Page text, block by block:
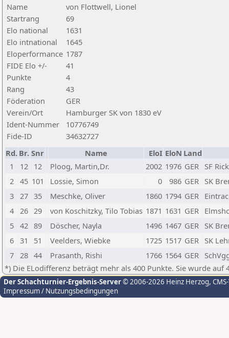
Name
von Flottwell, Lionel
Startrang
69
Elo national
1631
Elo intnational
1645
Eloperformance 1787
FIDE Elo +/-
41
Punkte
4
Rang
43
Föderation
GER
Verein/Ort
Hamburger SK von 1830 eV
Ident-Nummer
10776749
Fide-ID
34632727
Rd. Br. Snr Name EloI EloN Land
1
12 12 Ploog, Martin,Dr. 2002 1976 GER SF
2
45 101 Lossie, Simon 0 986 GER SK
3
27 35 Meschke, Oliver 1860 1794 GER
4
26 29 von Koschitzky, Tilo Tobias 1871 1631 GER
5
42 89 Döscher, Nayla 1496 1467 GER SK
6
31 51 Veelders, Wiebke 1725 1517 GER SK
7
28 44 Prasanth, Rishi 1766 1564 GER
*) Die ELodifferenz beträgt mehr als 400 Punkte. Sie wurde auf
Der Schachturnier-Ergebnis-Server© 2006-2026 Heinz Herzog,
Impressum / Nutzungsbedingungen